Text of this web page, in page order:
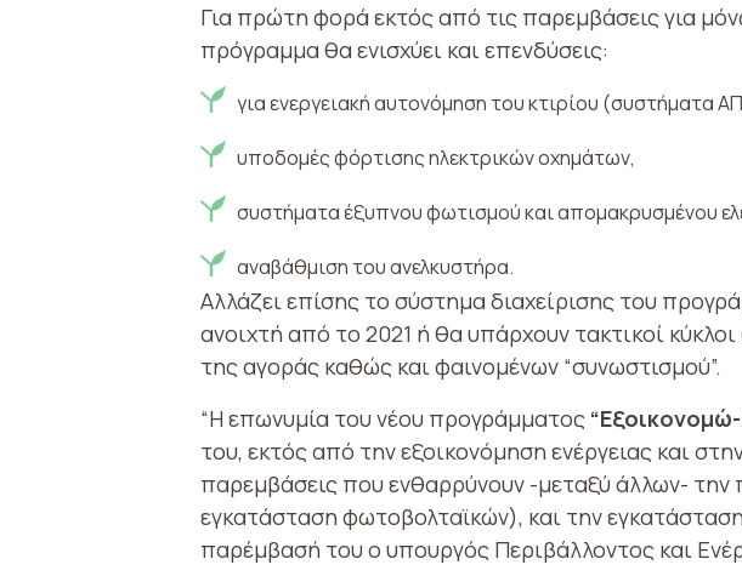
Για πρώτη φορά εκτός από τις παρεμβάσεις για
πρόγραμμα θα ενισχύει και επενδύσεις:
για ενεργειακή αυτονόμηση του κτιρίου (συστήματα
υποδομές φόρτισης ηλεκτρικών οχημάτων,
συστήματα έξυπνου φωτισμού και απομακρυσμένου
αναβάθμιση του ανελκυστήρα.
Αλλάζει επίσης το σύστημα διαχείρισης του
ανοιχτή από το 2021 ή θα υπάρχουν τακτικοί
της αγοράς καθώς και φαινομένων “συνωστισμού”.
“Η επωνυμία του νέου προγράμματος
του, εκτός από την εξοικονόμηση ενέργειας και
παρεμβάσεις που ενθαρρύνουν -μεταξύ άλλων-
εγκατάσταση φωτοβολταϊκών), και την
παρέμβασή του ο υπουργός Περιβάλλοντος και